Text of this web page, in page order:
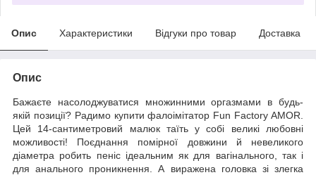
Опис Характеристики Відгуки про товар Доставка
Опис
Бажаєте насолоджуватися множинними оргазмами в будь-
якій позиції? Радимо купити фалоімітатор Fun Factory AMOR.
Цей 14-сантиметровий малюк таїть у собі великі любовні
можливості! Поєднання помірної довжини й невеликого
діаметра робить пеніс ідеальним як для вагінального, так і
для анального проникнення. А виражена головка зі злегка